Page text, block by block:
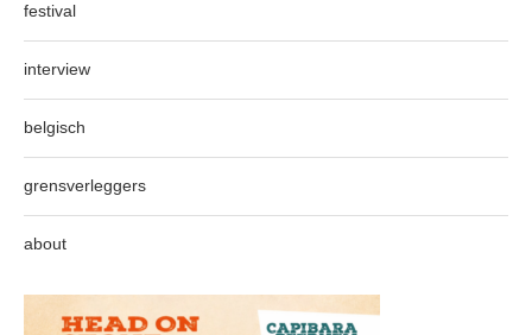
festival
interview
belgisch
grensverleggers
about